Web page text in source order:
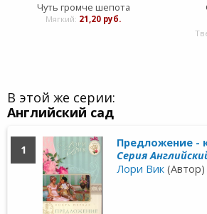
Чуть громче шепота
Мягкий: 21,20 руб.
В этой же серии:
Английский сад
1
Предложение -
Серия
Лори Вик (Автор)